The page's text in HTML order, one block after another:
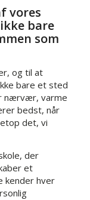
vores
bare
som
og til at
bare et sted
nærvær, varme
bedst, når
det, vi
der
et
kender hver